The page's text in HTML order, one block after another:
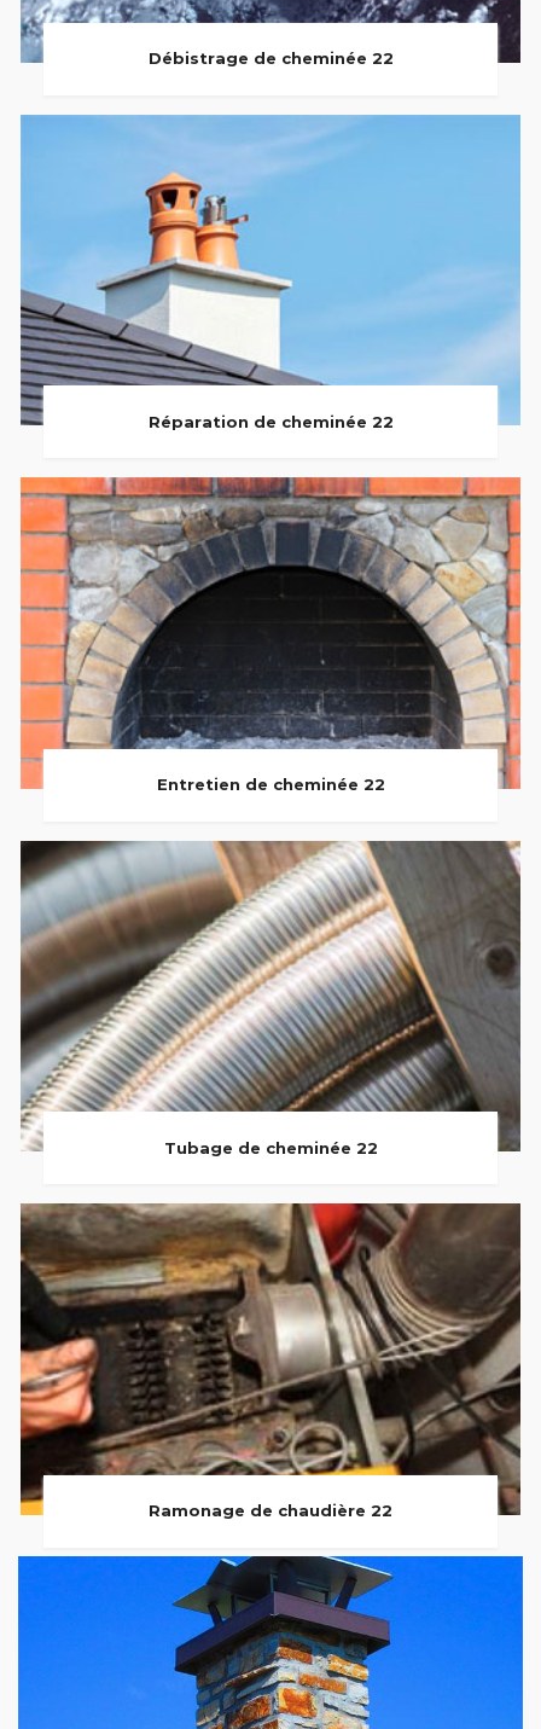
Débistrage de cheminée 22
Réparation de cheminée 22
Entretien de cheminée 22
Tubage de cheminée 22
Ramonage de chaudière 22